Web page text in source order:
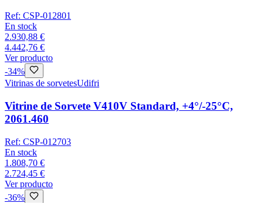
Ref: CSP-012801
En stock
2.930,88 €
4.442,76 €
Ver producto
-34%
Vitrinas de sorvetesUdifri
Vitrine de Sorvete V410V Standard, +4°/-25°C,
2061.460
Ref: CSP-012703
En stock
1.808,70 €
2.724,45 €
Ver producto
-36%